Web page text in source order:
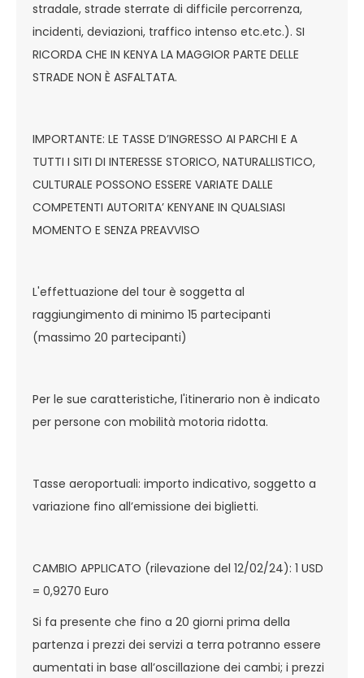
stradale, strade sterrate di difficile percorrenza,
incidenti, deviazioni, traffico intenso etc.etc.). SI
RICORDA CHE IN KENYA LA MAGGIOR PARTE DELLE
STRADE NON È ASFALTATA.
IMPORTANTE: LE TASSE D’INGRESSO AI PARCHI E A
TUTTI I SITI DI INTERESSE STORICO, NATURALLISTICO,
CULTURALE POSSONO ESSERE VARIATE DALLE
COMPETENTI AUTORITA’ KENYANE IN QUALSIASI
MOMENTO E SENZA PREAVVISO
L'effettuazione del tour è soggetta al
raggiungimento di minimo 15 partecipanti
(massimo 20 partecipanti)
Per le sue caratteristiche, l'itinerario non è indicato
per persone con mobilità motoria ridotta.
Tasse aeroportuali: importo indicativo, soggetto a
variazione fino all’emissione dei biglietti.
CAMBIO APPLICATO (rilevazione del 12/02/24): 1 USD
= 0,9270 Euro
Si fa presente che fino a 20 giorni prima della
partenza i prezzi dei servizi a terra potranno essere
aumentati in base all’oscillazione dei cambi; i prezzi